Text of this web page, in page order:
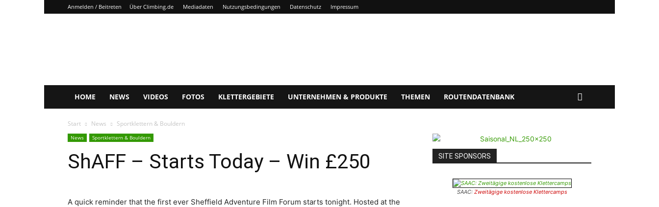
Anmelden / Beitreten Über Climbing.de Mediadaten Nutzungsbedingungen Datenschutz Impressum
HOME NEWS VIDEOS FOTOS KLETTERGEBIETE UNTERNEHMEN & PRODUKTE THEMEN ROUTENDATENBANK
Start News Sportklettern & Bouldern
News Sportklettern & Bouldern
ShAFF – Starts Today – Win £250
A quick reminder that the first ever Sheffield Adventure Film Forum starts tonight. Hosted at the
SITE SPONSORS
SAAC: Zweitägige kostenlose Klettercamps